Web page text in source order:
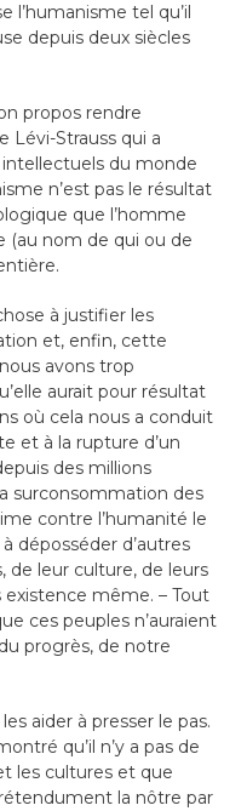
l’humanisme tel qu’il
depuis deux siècles
propos rendre
Lévi-Strauss qui a
du monde
n’est pas le résultat
que l’homme
(au nom de qui ou de
à justifier les
et, enfin, cette
avons trop
aurait pour résultat
où cela nous a conduit
et à la rupture d’un
des millions
surconsommation des
contre l’humanité le
déposséder d’autres
de leur culture, de leurs
même. – Tout
ces peuples n’auraient
progrès, de notre
aider à presser le pas.
qu’il n’y a pas de
les cultures et que
la nôtre par